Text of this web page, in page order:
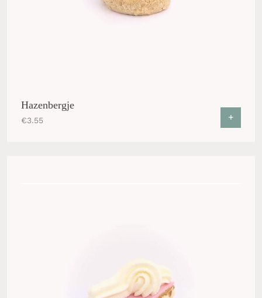
Hazenbergje
€3.55 +